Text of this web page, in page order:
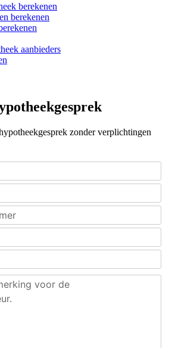
berekenen
berekenen
aanbieders
zonder verplichtingen